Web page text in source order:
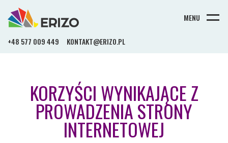
MENU
+48 577 009 449 KONTAKT@ERIZO.PL
KORZYŚCI WYNIKAJĄCE Z
PROWADZENIA STRONY
INTERNETOWEJ